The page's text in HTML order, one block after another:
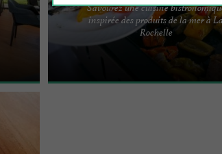
Savourez une cuisine
inspirée des produits de la mer à
Rochelle
LES PINCETTES À LA ROCHELLE,
BISTRONOMIQUE ENTRE VIEUX-PORT ET
Les Pincettes est un restaurant ...